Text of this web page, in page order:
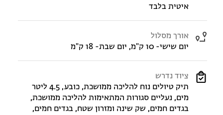
איטית בלבד
אורך מסלול
יום שישי- 10 ק"מ, יום שבת- 18 ק"מ
ציוד נדרש
תיק טיולים נוח להליכה ממושכת, כובע, 4.5 ליטר
מים, נעליים סגורות המתאימות להליכה ממושכת,
בגדים חמים, שק שינה ומזרון שטח, בגדים חמים,